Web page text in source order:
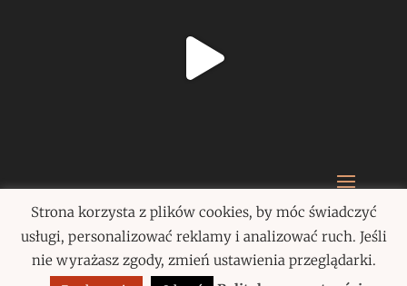
Paulina Szczepańska 2020
Strona korzysta z plików cookies, by móc świadczyć
usługi, personalizować reklamy i analizować ruch. Jeśli
nie wyrażasz zgody, zmień ustawienia przeglądarki.